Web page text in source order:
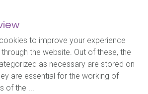
to improve your experience
the website. Out of these, the
as necessary are stored on
are essential for the working of
of the